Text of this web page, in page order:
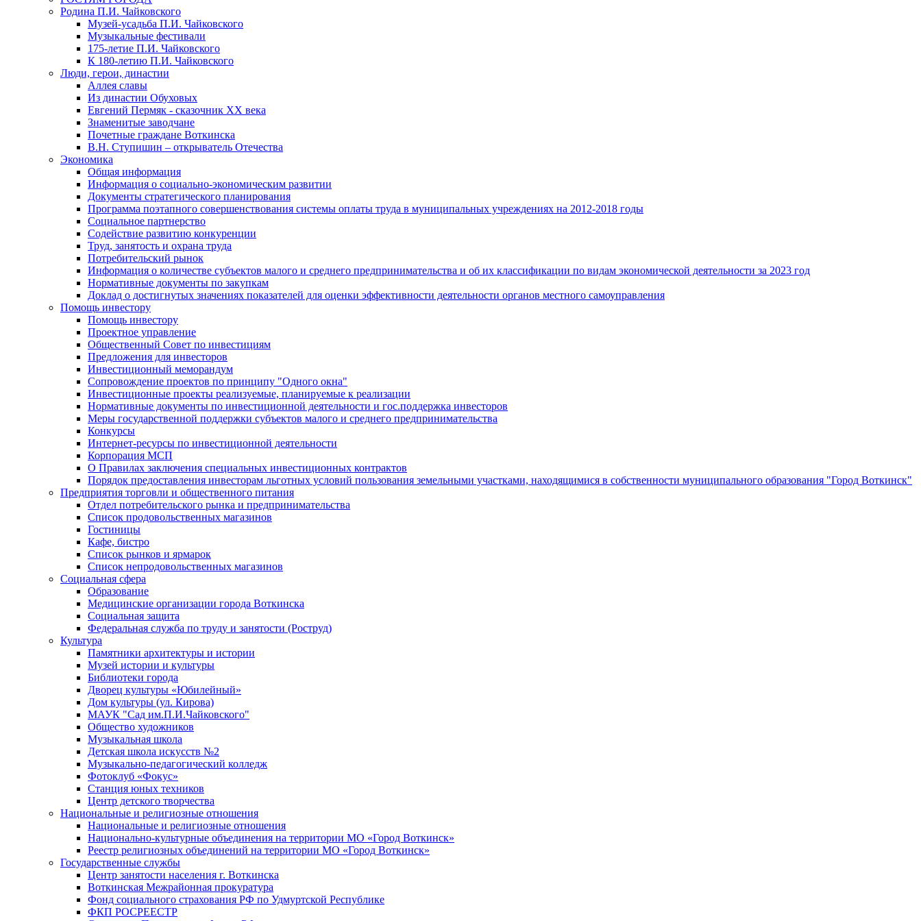
Родина П.И. Чайковского
Музей-усадьба П.И. Чайковского
Музыкальные фестивали
175-летие П.И. Чайковского
К 180-летию П.И. Чайковского
Люди, герои, династии
Аллея славы
Из династии Обуховых
Евгений Пермяк - сказочник XX века
Знаменитые заводчане
Почетные граждане Воткинска
В.Н. Ступишин – открыватель Отечества
Экономика
Общая информация
Информация о социально-экономическим развитии
Документы стратегического планирования
Программа поэтапного совершенствования системы оплаты труда в муниципальных учреждениях на 2012-2018 годы
Социальное партнерство
Содействие развитию конкуренции
Труд, занятость и охрана труда
Потребительский рынок
Информация о количестве субъектов малого и среднего предпринимательства и об их классификации по видам экономической деятельности за 2023 год
Нормативные документы по закупкам
Доклад о достигнутых значениях показателей для оценки эффективности деятельности органов местного самоуправления
Помощь инвестору
Помощь инвестору
Проектное управление
Общественный Совет по инвестициям
Предложения для инвесторов
Инвестиционный меморандум
Сопровождение проектов по принципу "Oдного окна"
Инвестиционные проекты реализуемые, планируемые к реализации
Нормативные документы по инвестиционной деятельности и гос.поддержка инвесторов
Меры государственной поддержки субъектов малого и среднего предпринимательства
Конкурсы
Интернет-ресурсы по инвестиционной деятельности
Корпорация МСП
О Правилах заключения специальных инвестиционных контрактов
Порядок предоставления инвесторам льготных условий пользования земельными участками, находящимися в собственности муниципального образования "Город Воткинск"
Предприятия торговли и общественного питания
Отдел потребительского рынка и предпринимательства
Список продовольственных магазинов
Гостиницы
Кафе, бистро
Cписок рынков и ярмарок
Список непродовольственных магазинов
Социальная сфера
Образование
Медицинские организации города Воткинска
Социальная защита
Федеральная служба по труду и занятости (Роструд)
Культура
Памятники архитектуры и истории
Музей истории и культуры
Библиотеки города
Дворец культуры «Юбилейный»
Дом культуры (ул. Кирова)
МАУК "Сад им.П.И.Чайковского"
Общество художников
Музыкальная школа
Детская школа искусств №2
Музыкально-педагогический колледж
Фотоклуб «Фокус»
Станция юных техников
Центр детского творчества
Национальные и религиозные отношения
Национальные и религиозные отношения
Национально-культурные объединения на территории МО «Город Воткинск»
Реестр религиозных объединений на территории МО «Город Воткинск»
Государственные службы
Центр занятости населения г. Воткинска
Воткинская Межрайонная прокуратура
Фонд социального страхования РФ по Удмуртской Республике
ФКП РОСРЕЕСТР